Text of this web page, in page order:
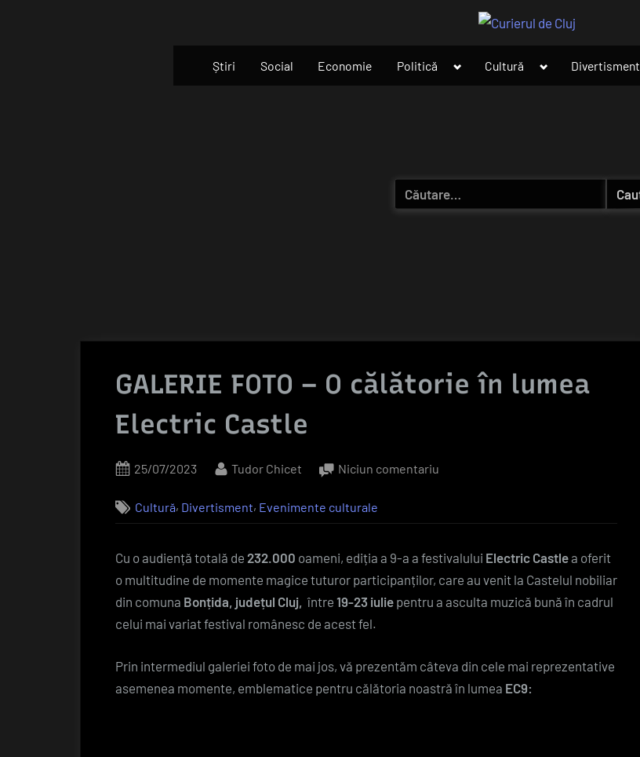
Știri Social Economie Politică
ToggleCultură
ToggleDivertisment
Caută
după:
GALERIE FOTO – O călătorie în lumea
Electric Castle
Posted
25/07/2023 By
Tudor Chicet Niciun comentariu
O
Cultură, Divertisment, Evenimente culturale
Cu o audiență totală de 232.000 oameni, ediția a 9-a a festivalului Electric Castlea oferit
o multitudine de momente magice tuturor participanților, care au venit la Castelul nobiliar
din comuna Bonțida, județul Cluj, între 19-23 iulie pentru a asculta muzică bună în cadrul
celui mai variat festival românesc de acest fel.
Prin intermediul galeriei foto de mai jos, vă prezentăm câteva din cele mai reprezentative
asemenea momente, emblematice pentru călătoria noastră în lumea EC9: